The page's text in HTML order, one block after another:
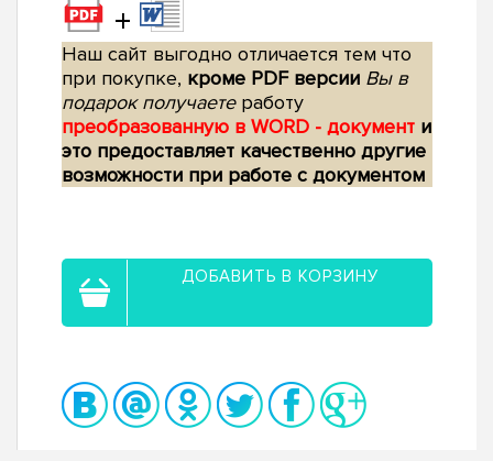
+
Наш сайт выгодно отличается тем что
при покупке, кроме PDF версии Вы в
подарок получаетеработу
преобразованную в WORD - документ и
это предоставляет качественно другие
возможности при работе с документом
ДОБАВИТЬ В КОРЗИНУ